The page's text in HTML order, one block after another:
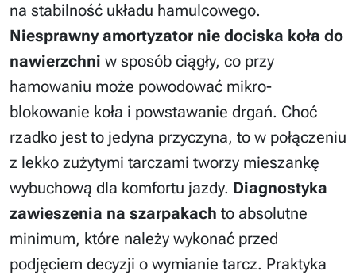
na stabilność układu hamulcowego.
Niesprawny amortyzator nie dociska koła do
nawierzchni w sposób ciągły, co przy
hamowaniu może powodować mikro-
blokowanie koła i powstawanie drgań. Choć
rzadko jest to jedyna przyczyna, to w połączeniu
z lekko zużytymi tarczami tworzy mieszankę
wybuchową dla komfortu jazdy. Diagnostyka
zawieszenia na szarpakach to absolutne
minimum, które należy wykonać przed
podjęciem decyzji o wymianie tarcz. Praktyka